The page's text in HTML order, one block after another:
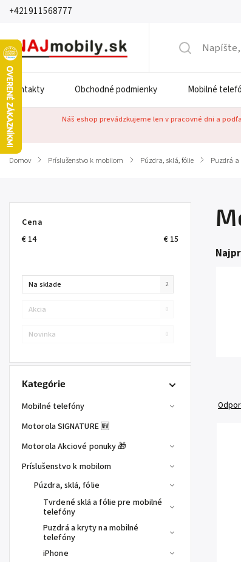
+421911568777
Kontakty Obchodné podmienky Mobilné
Náš eshop prevádzkujeme len v pracovné dni a
Domov / Príslušenstvo k mobilom / Púzdra, sklá, fólie / Puzdrá
Cena
€ 14 € 15
Na sklade 2
Akcia 0
Novinka 0
Kategórie
Mobilné telefóny
Motorola SIGNATURE 🆕
Motorola Akciové ponuky 🎁
Príslušenstvo k mobilom
Púzdra, sklá, fólie
Tvrdené sklá a fólie pre mobilné
telefóny
Puzdrá a kryty na mobilné
telefóny
iPhone